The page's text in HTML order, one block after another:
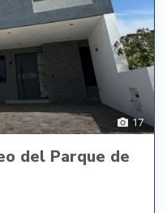
17
del Parque de